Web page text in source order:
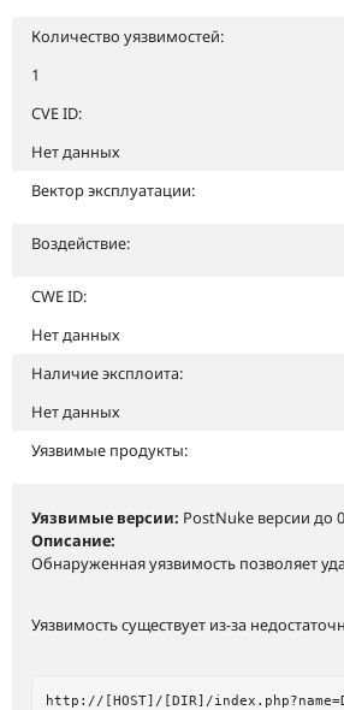
Количество уязвимостей:
1
CVE ID:
Нет данных
Вектор эксплуатации:
Воздействие:
CWE ID:
Нет данных
Наличие эксплоита:
Нет данных
Уязвимые продукты:
Уязвимые версии: PostNuke версии до
Описание:
Обнаруженная уязвимость позволяет
Уязвимость существует из-за
http://[HOST]/[DIR]/